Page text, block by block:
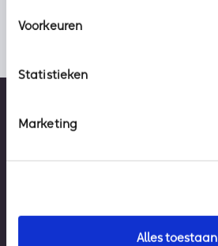
Voorkeuren
Statistieken
Marketing
Alles toestaan